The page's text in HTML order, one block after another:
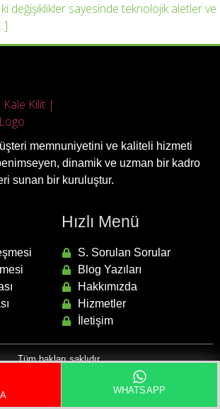
değişiklikler sayesinde teknolojik aletler ve
memnuniyetini ve kaliteli hizmeti
dinamik ve uzman bir kadro
sunan bir kuruluştur.
Hızlı Menü
S. Sorulan Sorular
Blog Yazıları
Hakkımızda
Hizmetler
İletişim
Tüm hakları saklıdır.
Sorular
İletişim
WHATSAPP